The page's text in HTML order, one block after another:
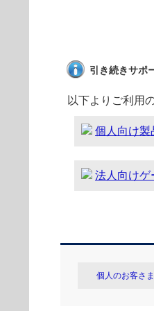
引き続きサポ
以下よりご利用
個人向け製
法人向けゲ
個人のお客さま